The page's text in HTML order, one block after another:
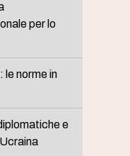
per lo
norme in
e